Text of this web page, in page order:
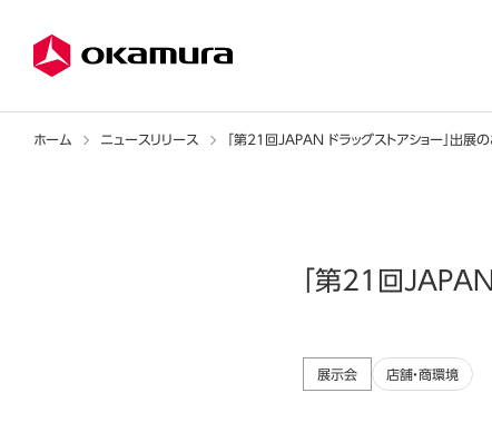
ホーム ニュースリリース 「第21回JAPAN ドラッグストアショー」出展
「第21回
展示会 店舗・商環境